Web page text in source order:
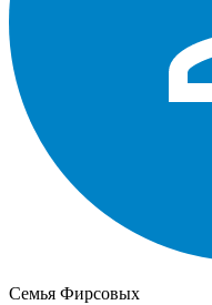
Семья Фирсовых